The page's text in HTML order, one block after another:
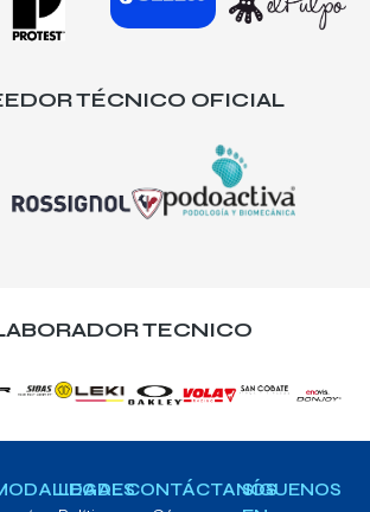
TÉCNICO OFICIAL
TECNICO
LEGALCONTÁCTANOSSÍGUENOS